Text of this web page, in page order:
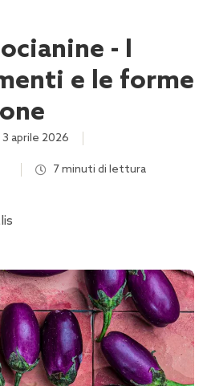
- I
e le forme
aprile 2026
7 minuti di lettura